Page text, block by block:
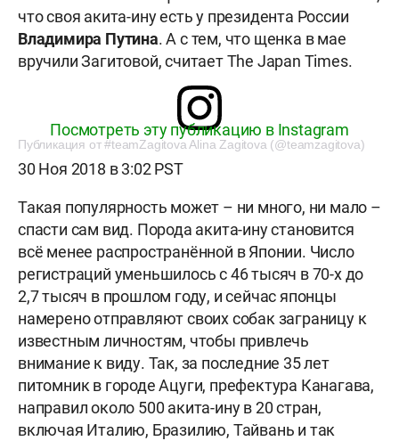
что своя акита-ину есть у президента России
Владимира Путина. А с тем, что щенка в мае
вручили Загитовой, считает The Japan Times.
Посмотреть эту публикацию в Instagram
Публикация от #teamZagitova Alina Zagitova (@teamzagitova)
30 Ноя 2018 в 3:02 PST
Такая популярность может – ни много, ни мало –
спасти сам вид. Порода акита-ину становится
всё менее распространённой в Японии. Число
регистраций уменьшилось с 46 тысяч в 70-х до
2,7 тысяч в прошлом году, и сейчас японцы
намерено отправляют своих собак заграницу к
известным личностям, чтобы привлечь
внимание к виду. Так, за последние 35 лет
питомник в городе Ацуги, префектура Канагава,
направил около 500 акита-ину в 20 стран,
включая Италию, Бразилию, Тайвань и так